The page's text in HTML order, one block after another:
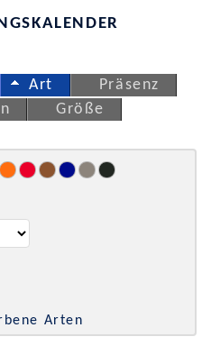
Art
Präsenz
Größe
Arten